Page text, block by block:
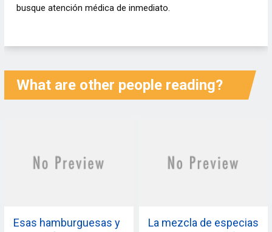
busque atención médica de inmediato.
What are other people reading?
Esas hamburguesas y
La mezcla de especias